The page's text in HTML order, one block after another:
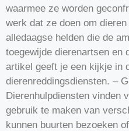
waarmee ze worden
werk dat ze doen om
alledaagse helden die de
toegewijde dierenartsen en
artikel geeft je een kijkje in
dierenreddingsdiensten. –
Dierenhulpdiensten vinden
gebruik te maken van
kunnen buurten bezoeken